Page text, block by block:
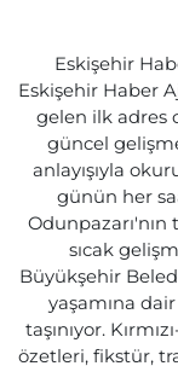
Eskişehir
Eskişehir Haber
gelen ilk adres
güncel
anlayışıyla
günün her
sıcak
Büyükşehir
yaşamına
taşınıyor.
özetleri, fikstür,